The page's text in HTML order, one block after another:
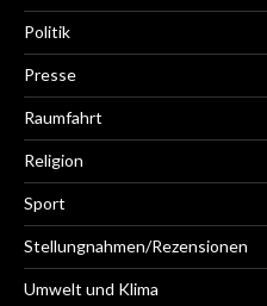
Politik
Presse
Raumfahrt
Religion
Sport
Stellungnahmen/Rezensionen
Umwelt und Klima